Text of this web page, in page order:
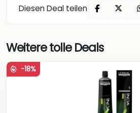
Diesen Deal teilen
Weitere tolle Deals
-18%